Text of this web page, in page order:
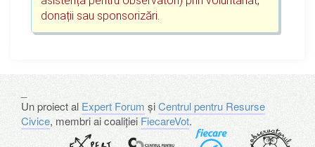
donații sau sponsorizări.
Un proiect al Expert Forum șiCentrul pentru Resurse
Civice, membri ai coaliției FiecareVot.